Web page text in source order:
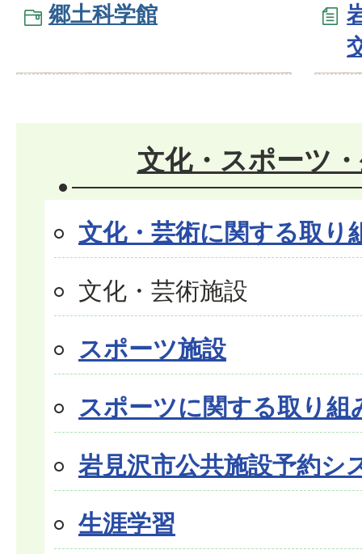
郷土科学館
文化・スポーツ
文化・芸術に関する取り
文化・芸術施設
スポーツ施設
スポーツに関する取り組
岩見沢市公共施設予約シ
生涯学習